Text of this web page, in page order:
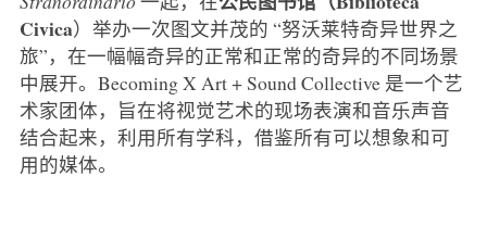
Civica）举办一次图文并茂的 “努沃莱特奇异世界之
旅”，在一幅幅奇异的正常和正常的奇异的不同场景
中展开。Becoming X Art + Sound Collective 是一个艺
术家团体，旨在将视觉艺术的现场表演和音乐声音
结合起来，利用所有学科，借鉴所有可以想象和可
用的媒体。